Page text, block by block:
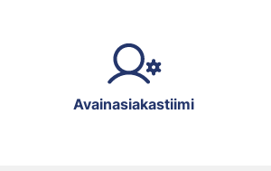
Avainasiakastiimi